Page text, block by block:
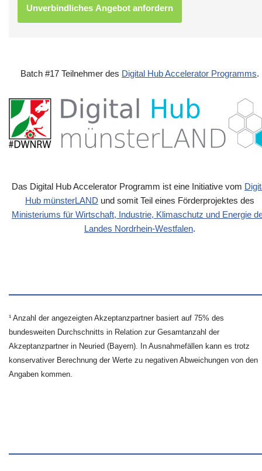
Batch #17 Teilnehmer des Digital Hub Accelerator Programms.
Das Digital Hub Accelerator Programm ist eine Initiative vom
Hub münsterLAND und somit Teil eines Förderprojektes des
Ministeriums für Wirtschaft, Industrie, Klimaschutz und Energie
Landes Nordrhein-Westfalen.
¹ Anzahl der angezeigten Akzeptanzpartner basiert auf 75% des
bundesweiten Durchschnitts in Relation zur Gesamtanzahl der
Akzeptanzpartner in Neuried (Bayern). In Ausnahmefällen kann es trotz
konservativer Berechnung der Werte zu negativen Abweichungen von den
Angaben kommen.